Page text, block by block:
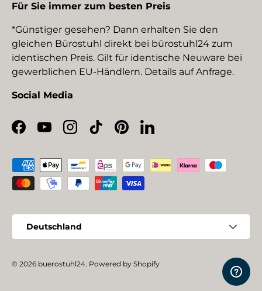
Für Sie immer zum besten Preis
*Günstiger gesehen? Dann erhalten Sie den
gleichen Bürostuhl direkt bei bürostuhl24 zum
identischen Preis. Gilt für identische Neuware bei
gewerblichen EU-Händlern. Details auf Anfrage.
Social Media
Facebook
YouTubeInstagram
TikTokPinterestLinkedIn
Zahlungsmethoden
Deutschland
© 2026 buerostuhl24. Powered by Shopify